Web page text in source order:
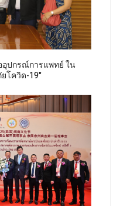
ปกรณ์การแพทย์ ใน
โควิด-19"